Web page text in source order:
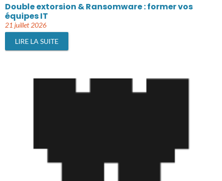
Double extorsion & Ransomware : former vos
équipes IT
21 juillet 2026
LIRE LA SUITE